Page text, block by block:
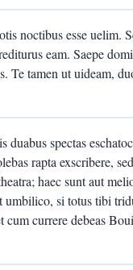
noctibus esse uelim.
eam. Saepe
Te tamen ut uideam,
spectas
rapta exscribere,
haec sunt aut
si totus tibi
currere debeas